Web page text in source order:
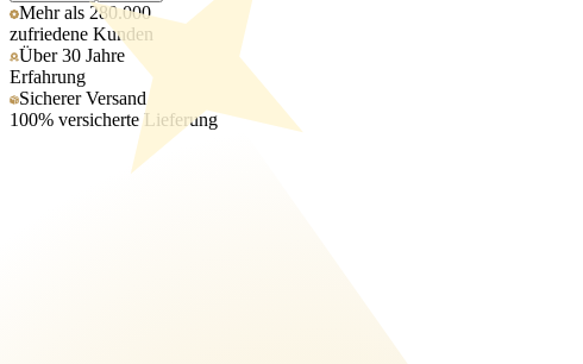
Mehr als 280.000
zufriedene Kunden
Über 30 Jahre
Erfahrung
Sicherer Versand
100% versicherte Lieferung